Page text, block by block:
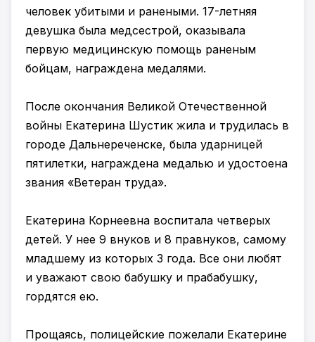
человек убитыми и ранеными. 17-летняя
девушка была медсестрой, оказывала
первую медицинскую помощь раненым
бойцам, награждена медалями.
После окончания Великой Отечественной
войны Екатерина Шустик жила и трудилась в
городе Дальнереченске, была ударницей
пятилетки, награждена медалью и удостоена
звания «Ветеран труда».
Екатерина Корнеевна воспитала четверых
детей. У нее 9 внуков и 8 правнуков, самому
младшему из которых 3 года. Все они любят
и уважают свою бабушку и прабабушку,
гордятся ею.
Прощаясь, полицейские пожелали Екатерине